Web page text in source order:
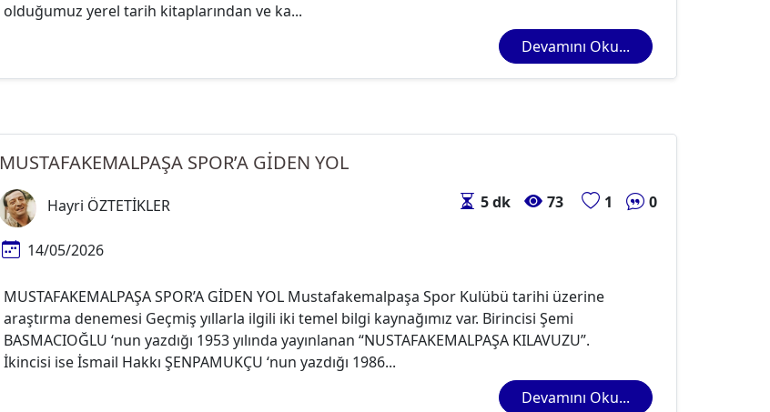
olduğumuz yerel tarih kitaplarından ve ka...
Devamını Oku...
MUSTAFAKEMALPAŞA SPOR’A GİDEN YOL
Hayri ÖZTETİKLER 5 dk 73 1 0
14/05/2026
MUSTAFAKEMALPAŞA SPOR’A GİDEN YOL Mustafakemalpaşa Spor Kulübü tarihi üzerine
araştırma denemesi Geçmiş yıllarla ilgili iki temel bilgi kaynağımız var. Birincisi Şemi
BASMACIOĞLU ‘nun yazdığı 1953 yılında yayınlanan “NUSTAFAKEMALPAŞA KILAVUZU”.
İkincisi ise İsmail Hakkı ŞENPAMUKÇU ‘nun yazdığı 1986...
Devamını Oku...